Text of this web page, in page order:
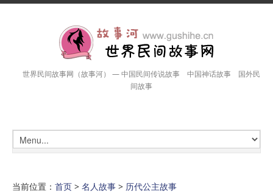
世界民间故事网（故事河） — 中国民间传说故事 中国神话故事 国外民
间故事
当前位置： 首页 > 名人故事 > 历代公主故事